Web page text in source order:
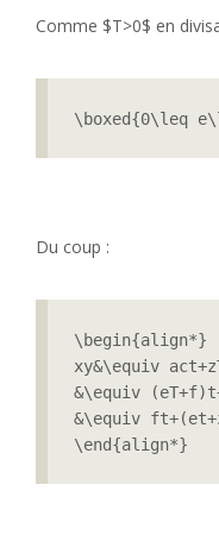
Comme $T>0$ en
\boxed{0\leq
Du coup :
\begin{align*}
xy&\equiv
&\equiv
&\equiv
\end{align*}